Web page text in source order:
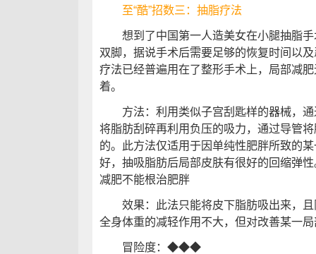
至“酷”招数三：抽脂疗法
想到了中国第一人造美女在小腿抽脂手
双脚，据说手术后需要足够的恢复时间以
疗法已经普遍用在了整形手术上，局部减
着。
方法：利用类似子宫刮匙样的器械，通
将脂肪刮碎再利用负压的吸力，通过导管
的。此方法仅适用于因单纯性肥胖所致的
好，抽吸脂肪后局部皮肤有很好的回缩弹
减肥不能根治肥胖
效果：此法只能将皮下脂肪吸出来，且
全身体重的减轻作用不大，但对改善某一
冒险度：◆◆◆